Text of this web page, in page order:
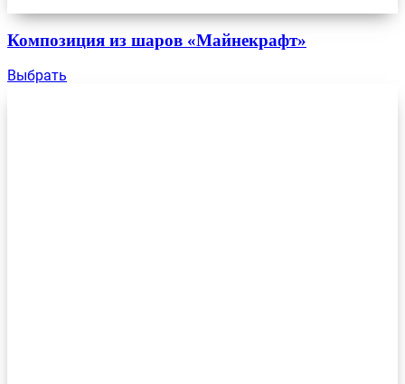
Композиция из шаров «Майнекрафт»
Выбрать